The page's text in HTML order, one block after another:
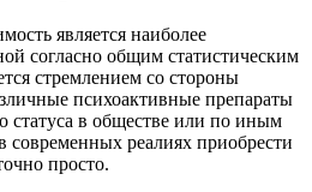
является наиболее
согласно общим статистическим
стремлением со стороны
психоактивные препараты
статуса в обществе или по иным
реалиях приобрести
просто.